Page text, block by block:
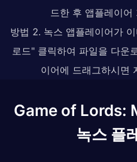
드한 후 앱플레이
방법 2. 녹스 앱플레이어가
로드" 클릭하여 파일을 다운
이어에 드래그하시면
Game of Lords:
녹스 플